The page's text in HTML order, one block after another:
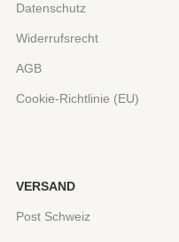
Datenschutz
Widerrufsrecht
AGB
Cookie-Richtlinie (EU)
VERSAND
Post Schweiz